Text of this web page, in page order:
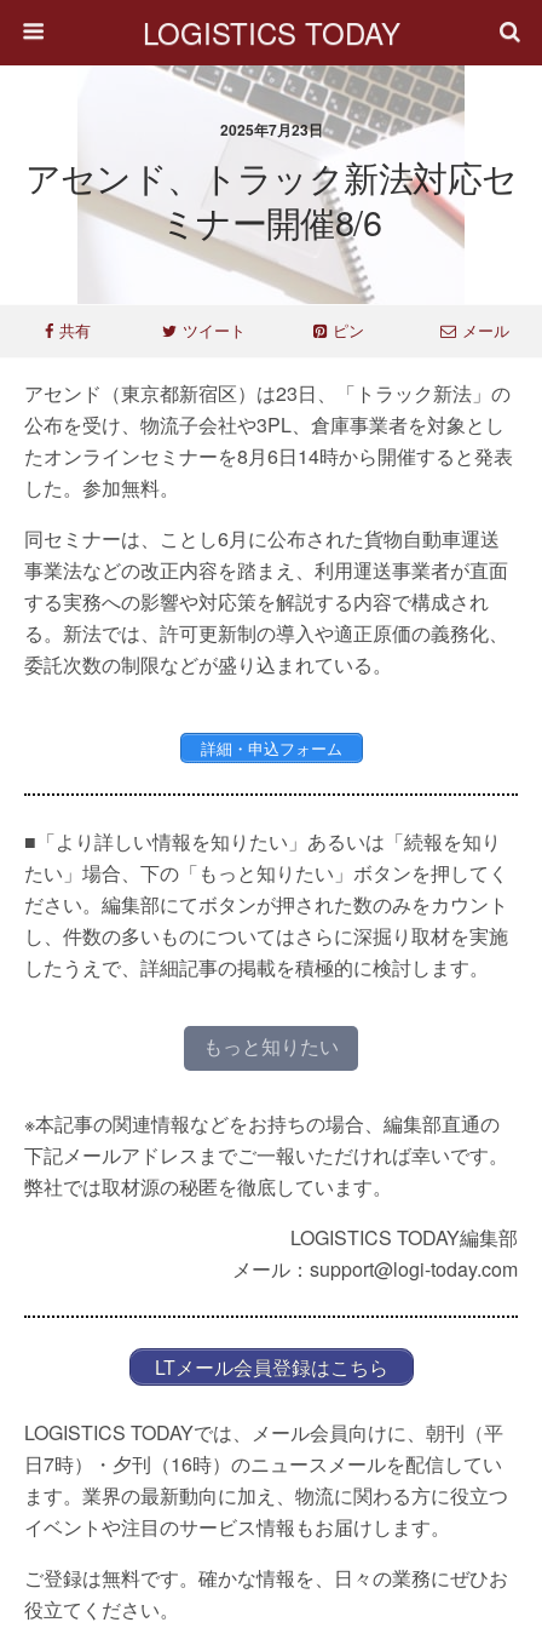
LOGISTICS TODAY
2025年7月23日
アセンド、トラック新法対応セ
ミナー開催8/6
共有 ツイート ピン メール
アセンド（東京都新宿区）は23日、「トラック新法」の
公布を受け、物流子会社や3PL、倉庫事業者を対象とし
たオンラインセミナーを8月6日14時から開催すると発表
した。参加無料。
同セミナーは、ことし6月に公布された貨物自動車運送
事業法などの改正内容を踏まえ、利用運送事業者が直面
する実務への影響や対応策を解説する内容で構成され
る。新法では、許可更新制の導入や適正原価の義務化、
委託次数の制限などが盛り込まれている。
詳細・申込フォーム
■「より詳しい情報を知りたい」あるいは「続報を知り
たい」場合、下の「もっと知りたい」ボタンを押してく
ださい。編集部にてボタンが押された数のみをカウント
し、件数の多いものについてはさらに深掘り取材を実施
したうえで、詳細記事の掲載を積極的に検討します。
もっと知りたい
※本記事の関連情報などをお持ちの場合、編集部直通の
下記メールアドレスまでご一報いただければ幸いです。
弊社では取材源の秘匿を徹底しています。
LOGISTICS TODAY編集部
メール：support@logi-today.com
LTメール会員登録はこちら
LOGISTICS TODAYでは、メール会員向けに、朝刊（平
日7時）・夕刊（16時）のニュースメールを配信してい
ます。業界の最新動向に加え、物流に関わる方に役立つ
イベントや注目のサービス情報もお届けします。
ご登録は無料です。確かな情報を、日々の業務にぜひお
役立てください。